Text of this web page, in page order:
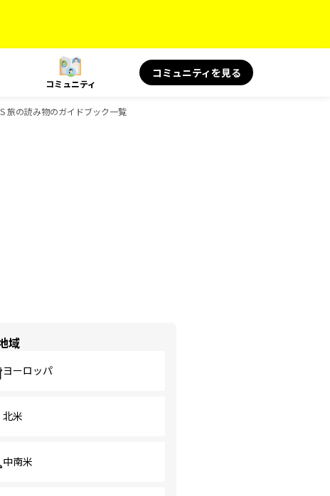
コミュニティ
コミュニティを見る
旅の読み物のガイドブック一覧
域
ヨーロッパ
北米
中南米